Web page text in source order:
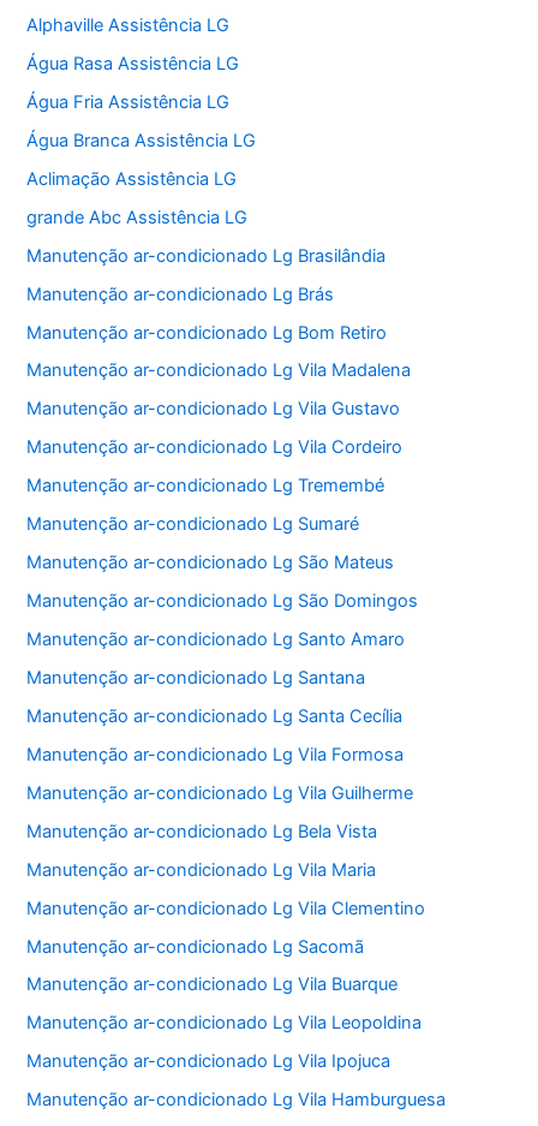
Alphaville Assistência LG
Água Rasa Assistência LG
Água Fria Assistência LG
Água Branca Assistência LG
Aclimação Assistência LG
grande Abc Assistência LG
Manutenção ar-condicionado Lg Brasilândia
Manutenção ar-condicionado Lg Brás
Manutenção ar-condicionado Lg Bom Retiro
Manutenção ar-condicionado Lg Vila Madalena
Manutenção ar-condicionado Lg Vila Gustavo
Manutenção ar-condicionado Lg Vila Cordeiro
Manutenção ar-condicionado Lg Tremembé
Manutenção ar-condicionado Lg Sumaré
Manutenção ar-condicionado Lg São Mateus
Manutenção ar-condicionado Lg São Domingos
Manutenção ar-condicionado Lg Santo Amaro
Manutenção ar-condicionado Lg Santana
Manutenção ar-condicionado Lg Santa Cecília
Manutenção ar-condicionado Lg Vila Formosa
Manutenção ar-condicionado Lg Vila Guilherme
Manutenção ar-condicionado Lg Bela Vista
Manutenção ar-condicionado Lg Vila Maria
Manutenção ar-condicionado Lg Vila Clementino
Manutenção ar-condicionado Lg Sacomã
Manutenção ar-condicionado Lg Vila Buarque
Manutenção ar-condicionado Lg Vila Leopoldina
Manutenção ar-condicionado Lg Vila Ipojuca
Manutenção ar-condicionado Lg Vila Hamburguesa